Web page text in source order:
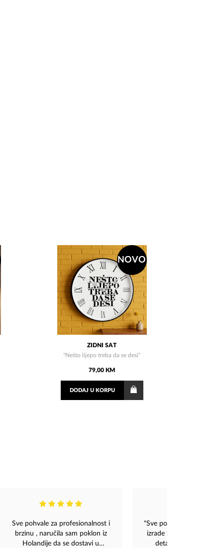
NOVO
ZIDNI SAT
"Nešto lijepo treba da se desi"
79,00 KM
DODAJU KORPU
Sve pohvale za profesionalnost i
brzinu , naručila sam poklon iz
Holandije da se dostavi u
"Sve pohvale za
izrade svih komada je
detalji su prelijepi, a